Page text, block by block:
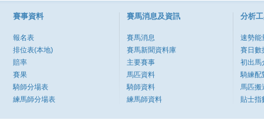
賽事資料
報名表
排位表(本地)
賠率
賽果
騎師分場表
練馬師分場表
賽馬消息及資訊
賽馬消息
賽馬新聞資料庫
主要賽事
馬匹資料
騎師資料
練馬師資料
分析
速勢能
賽日數
初出馬
騎練配
馬匹搬
貼士指